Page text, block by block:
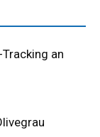
an